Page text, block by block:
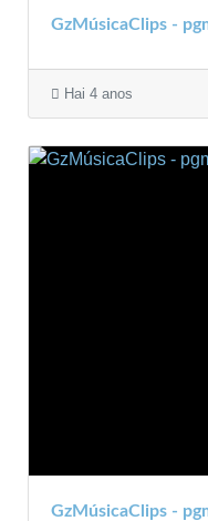
GzMúsicaClips -
Hai 4 anos
GzMúsicaClips -